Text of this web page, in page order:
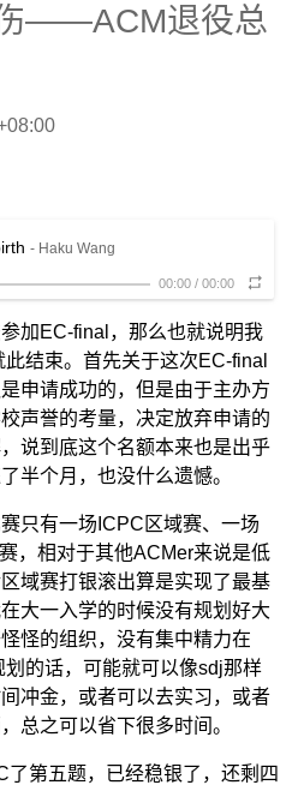
——ACM退役总
- Haku Wang
00:00 / 00:00
加EC-final，那么也就说明我
结束。首先关于这次EC-final
申请成功的，但是由于主办方
声誉的考量，决定放弃申请的
说到底这个名额本来也是出乎
半个月，也没什么遗憾。
只有一场ICPC区域赛、一场
，相对于其他ACMer来说是低
域赛打银滚出算是实现了最基
大一入学的时候没有规划好大
怪的组织，没有集中精力在
的话，可能就可以像sdj那样
冲金，或者可以去实习，或者
总之可以省下很多时间。
第五题，已经稳银了，还剩四